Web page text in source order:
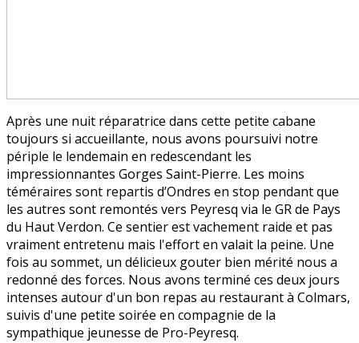
Après une nuit réparatrice dans cette petite cabane
toujours si accueillante, nous avons poursuivi notre
périple le lendemain en redescendant les
impressionnantes Gorges Saint-Pierre. Les moins
téméraires sont repartis d’Ondres en stop pendant que
les autres sont remontés vers Peyresq via le GR de Pays
du Haut Verdon. Ce sentier est vachement raide et pas
vraiment entretenu mais l'effort en valait la peine. Une
fois au sommet, un délicieux gouter bien mérité nous a
redonné des forces. Nous avons terminé ces deux jours
intenses autour d'un bon repas au restaurant à Colmars,
suivis d'une petite soirée en compagnie de la
sympathique jeunesse de Pro-Peyresq.